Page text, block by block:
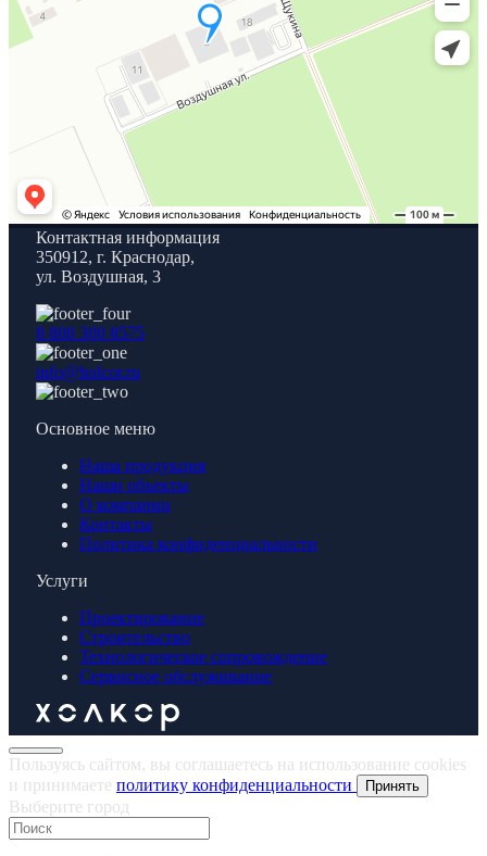
Контактная информация
350912, г. Краснодар,
ул. Воздушная, 3
8 800 300 8575
info@holcor.ru
Основное меню
Наша продукция
Наши объекты
О компании
Контакты
Политика конфиденциальности
Услуги
Проектирование
Строительство
Технологическое сопровождение
Сервисное обслуживание
Пользуясь сайтом, вы соглашаетесь на использование cookies
и принимаете политику конфиденциальности Принять
Выберите город